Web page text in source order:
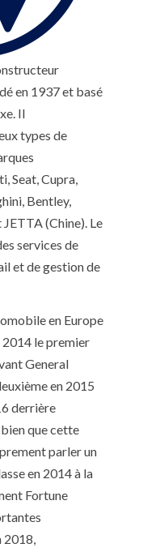
en 1937 et basé
Il
types de
Seat, Cupra,
Bentley,
(Chine). Le
services de
et de gestion de
en Europe
2014 le premier
General
en 2015
derrière
que cette
parler un
en 2014 à la
Fortune
2018,